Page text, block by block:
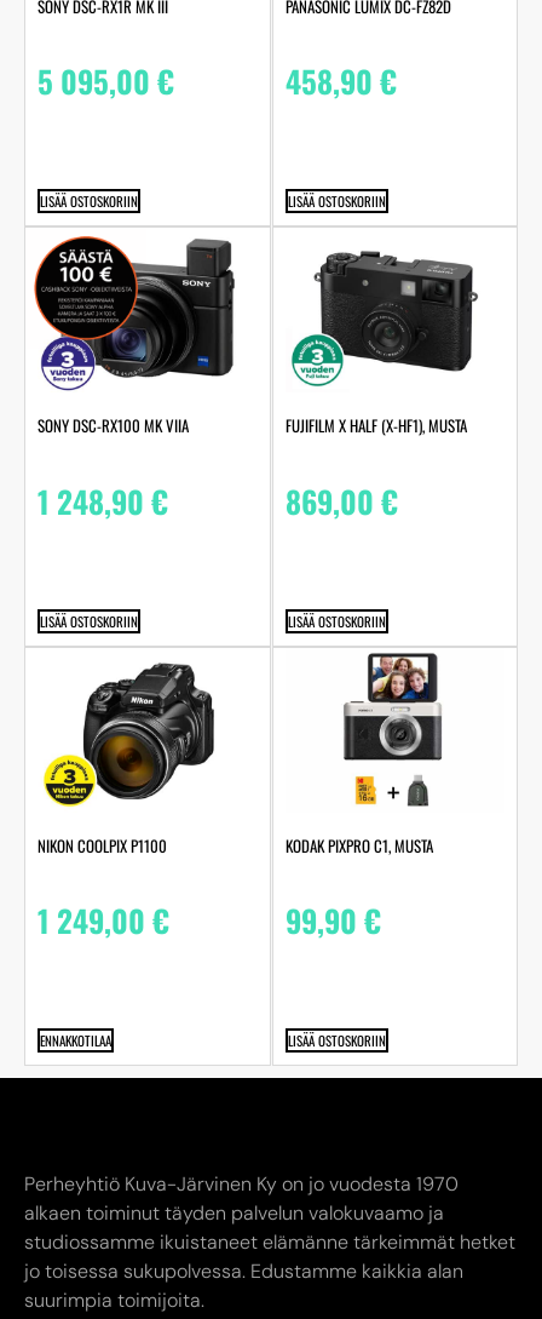
SONY DSC-RX1R MK III
5 095,00€
LISÄÄ OSTOSKORIIN
PANASONIC LUMIX DC-FZ82D
458,90€
LISÄÄ OSTOSKORIIN
SONY DSC-RX100 MK VIIA
1 248,90€
LISÄÄ OSTOSKORIIN
FUJIFILM X HALF (X-HF1), MUSTA
869,00€
LISÄÄ OSTOSKORIIN
NIKON COOLPIX P1100
1 249,00€
ENNAKKOTILAA
KODAK PIXPRO C1, MUSTA
99,90€
LISÄÄ OSTOSKORIIN
Perheyhtiö Kuva-Järvinen Ky on jo vuodesta 1970
alkaen toiminut täyden palvelun valokuvaamo ja
studiossamme ikuistaneet elämänne tärkeimmät hetket
jo toisessa sukupolvessa. Edustamme kaikkia alan
suurimpia toimijoita.